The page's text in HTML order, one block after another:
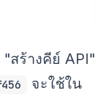
สร้างคีย์ API"
จะใช้ใน